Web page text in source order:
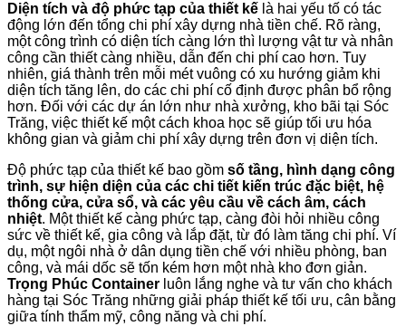
Diện tích và độ phức tạp của thiết kế là hai yếu tố có tác
động lớn đến tổng chi phí xây dựng nhà tiền chế. Rõ ràng,
một công trình có diện tích càng lớn thì lượng vật tư và nhân
công cần thiết càng nhiều, dẫn đến chi phí cao hơn. Tuy
nhiên, giá thành trên mỗi mét vuông có xu hướng giảm khi
diện tích tăng lên, do các chi phí cố định được phân bổ rộng
hơn. Đối với các dự án lớn như nhà xưởng, kho bãi tại Sóc
Trăng, việc thiết kế một cách khoa học sẽ giúp tối ưu hóa
không gian và giảm chi phí xây dựng trên đơn vị diện tích.
Độ phức tạp của thiết kế bao gồm số tầng, hình dạng công
trình, sự hiện diện của các chi tiết kiến trúc đặc biệt, hệ
thống cửa, cửa sổ, và các yêu cầu về cách âm, cách
nhiệt. Một thiết kế càng phức tạp, càng đòi hỏi nhiều công
sức về thiết kế, gia công và lắp đặt, từ đó làm tăng chi phí. Ví
dụ, một ngôi nhà ở dân dụng tiền chế với nhiều phòng, ban
công, và mái dốc sẽ tốn kém hơn một nhà kho đơn giản.
Trọng Phúc Container luôn lắng nghe và tư vấn cho khách
hàng tại Sóc Trăng những giải pháp thiết kế tối ưu, cân bằng
giữa tính thẩm mỹ, công năng và chi phí.